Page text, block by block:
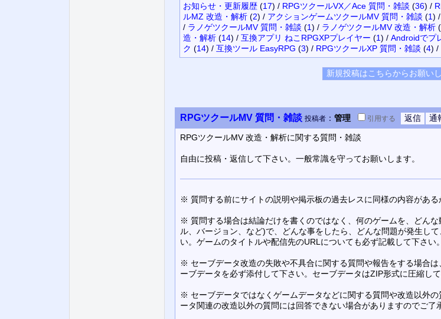
お知らせ・更新履歴 (17) / RPGツクールVX／Ace 質問・雑談 (36) /
ルMZ 改造・解析 (2) / アクションゲームツクールMV 質問・雑談 (1) /
/ ラノゲツクールMV 質問・雑談 (1) / ラノゲツクールMV 改造・解析 (
造・解析 (14) / 互換アプリ ねこRPGXPプレイヤー (1) / Androidでプ
ク (14) / 互換ツール EasyRPG (3) / RPGツクールXP 質問・雑談 (4) /
RPGツクールMV 質問・雑談 投稿者 ： 管理 引用する
RPGツクールMV 改造・解析に関する質問・雑談
自由に投稿・返信して下さい。一般常識を守ってお願いします。
※ 質問する前にサイトの説明や掲示板の過去レスに同様の内容がある
※ 質問する場合は結論だけを書くのではなく、何のゲームを、どん
ル、バージョン、など)で、どんな事をしたら、どんな問題が発生し
い。ゲームのタイトルや配信先のURLについても必ず記載して下さい。
※ セーブデータ改造の失敗や不具合に関する質問や報告をする場合
ーブデータを必ず添付して下さい。セーブデータはZIP形式に圧縮して
※ セーブデータではなくゲームデータなどに関する質問や改造以外
ータ関連の改造以外の質問には回答できない場合がありますのでご了